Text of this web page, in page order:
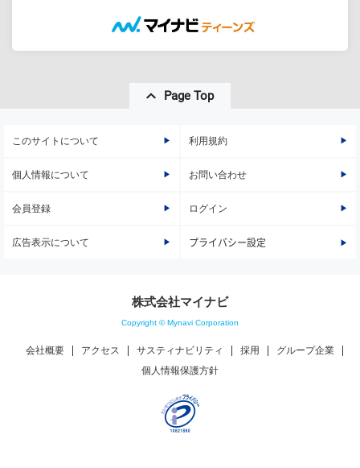
Page Top
このサイトについて 利用規約
個人情報について お問い合わせ
会員登録 ログイン
広告表示について プライバシー設定
株式会社マイナビ
Copyright © Mynavi Corporation
会社概要 アクセス サスティナビリティ 採用
グループ企業
個人情報保護方針